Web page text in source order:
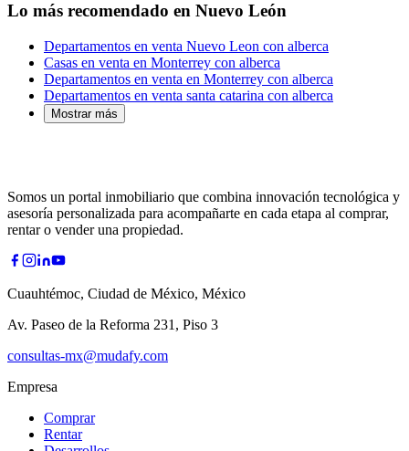
Lo más recomendado en Nuevo León
Departamentos en venta Nuevo Leon con alberca
Casas en venta en Monterrey con alberca
Departamentos en venta en Monterrey con alberca
Departamentos en venta santa catarina con alberca
Mostrar más
Somos un portal inmobiliario que combina innovación tecnológica y
asesoría personalizada para acompañarte en cada etapa al comprar,
rentar o vender una propiedad.
Cuauhtémoc, Ciudad de México, México
Av. Paseo de la Reforma 231, Piso 3
consultas-mx@mudafy.com
Empresa
Comprar
Rentar